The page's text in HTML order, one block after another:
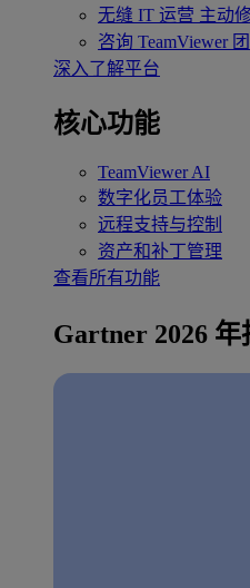
无缝 IT 运营 主动
咨询 TeamViewer
深入了解平台
核心功能
TeamViewer AI
数字化员工体验
远程支持与控制
资产和补丁管理
查看所有功能
Gartner 2026 年